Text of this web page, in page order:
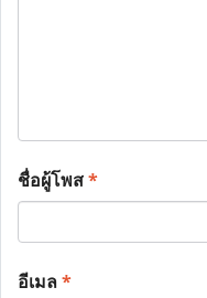
ชื่อผู้โพส*
อีเมล*